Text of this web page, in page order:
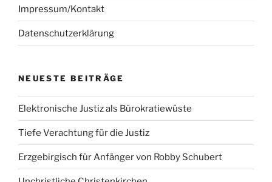
Impressum/Kontakt
Datenschutzerklärung
NEUESTE BEITRÄGE
Elektronische Justiz als Bürokratiewüste
Tiefe Verachtung für die Justiz
Erzgebirgisch für Anfänger von Robby Schubert